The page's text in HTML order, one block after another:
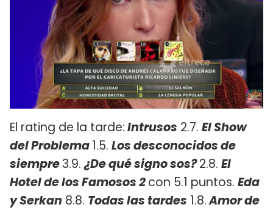
El rating de la tarde:Intrusos 2.7. El Show
del Problema1.5. Los desconocidos de
siempre3.9.¿De qué signo sos?2.8. El
Hotel de los Famosos 2con 5.1 puntos. Eda
y Serkan 8.8. Todas las tardes 1.8.Amor de